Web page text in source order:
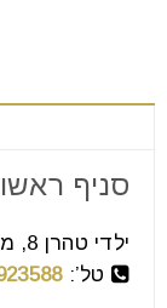
סניף
ילדי טהרן 8, מתחם gigi’s, ראשון לציון
טל’: